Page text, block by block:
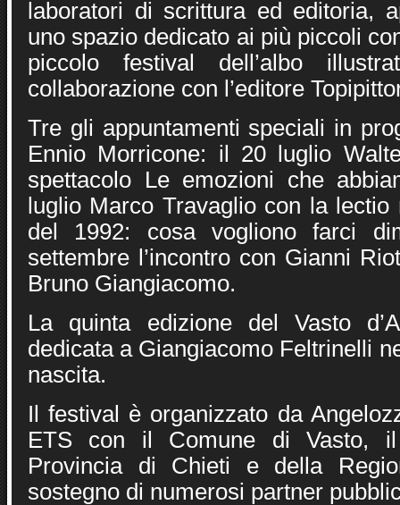
laboratori di scrittura ed editoria,
uno spazio dedicato ai più piccoli
piccolo festival dell’albo
collaborazione con l’editore
Tre gli appuntamenti speciali in
Ennio Morricone: il 20 luglio
spettacolo Le emozioni che
luglio Marco Travaglio con la
del 1992: cosa vogliono farci
settembre l’incontro con Gianni
Bruno Giangiacomo.
La quinta edizione del Vasto
dedicata a Giangiacomo Feltrinelli
nascita.
Il festival è organizzato da
ETS con il Comune di Vasto, il
Provincia di Chieti e della
sostegno di numerosi partner